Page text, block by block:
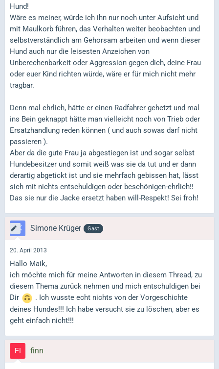
Hund!
Wäre es meiner, würde ich ihn nur noch unter Aufsicht und
mit Maulkorb führen, das Verhalten weiter beobachten und
selbstverständlich am Gehorsam arbeiten und wenn dieser
Hund auch nur die leisesten Anzeichen von
Unberechenbarkeit oder Aggression gegen dich, deine Frau
oder euer Kind richten würde, wäre er für mich nicht mehr
tragbar.
Denn mal ehrlich, hätte er einen Radfahrer gehetzt und mal
ins Bein geknappt hätte man vielleicht noch von Trieb oder
Ersatzhandlung reden können ( und auch sowas darf nicht
passieren ).
Aber da die gute Frau ja abgestiegen ist und sogar selbst
Hundebesitzer und somit weiß was sie da tut und er dann
derartig abgetickt ist und sie mehrfach gebissen hat, lässt
sich mit nichts entschuldigen oder beschönigen-ehrlich!!
Das sie nur die Jacke ersetzt haben will-Respekt! Sei froh!
Simone Krüger Gast
20. April 2013
Hallo Maik,
ich möchte mich für meine Antworten in diesem Thread, zu
diesem Thema zurück nehmen und mich entschuldigen bei
Dir
. Ich wusste echt nichts von der Vorgeschichte
deines Hundes!!! Ich habe versucht sie zu löschen, aber es
geht einfach nicht!!!
finn